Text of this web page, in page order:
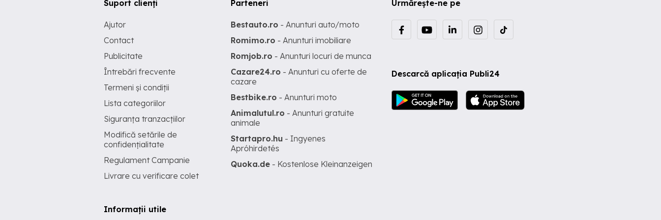
Urmărește-ne pe
Descarcă aplicația Publi24
Suport clienți
Ajutor
Contact
Publicitate
Întrebări frecvente
Termeni și condiții
Lista categoriilor
Siguranța tranzacțiilor
Modifică setările de
confidențialitate
Regulament Campanie
Livrare cu verificare colet
Informații utile
Parteneri
Bestauto.ro - Anunturi auto/moto
Romimo.ro - Anunturi imobiliare
Romjob.ro - Anunturi locuri de munca
Cazare24.ro - Anunturi cu oferte de
cazare
Bestbike.ro - Anunturi moto
Animalutul.ro - Anunturi gratuite
animale
Startapro.hu - Ingyenes
Apróhirdetés
Quoka.de - Kostenlose Kleinanzeigen